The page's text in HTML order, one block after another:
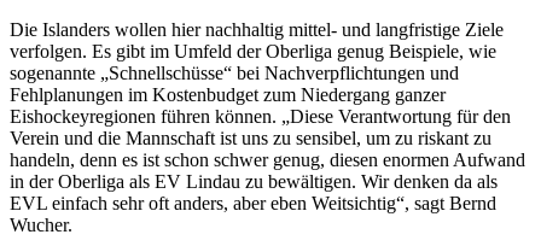
Die Islanders wollen hier nachhaltig mittel- und langfristige Ziele
verfolgen. Es gibt im Umfeld der Oberliga genug Beispiele, wie
sogenannte „Schnellschüsse“ bei Nachverpflichtungen und
Fehlplanungen im Kostenbudget zum Niedergang ganzer
Eishockeyregionen führen können. „Diese Verantwortung für den
Verein und die Mannschaft ist uns zu sensibel, um zu riskant zu
handeln, denn es ist schon schwer genug, diesen enormen Aufwand
in der Oberliga als EV Lindau zu bewältigen. Wir denken da als
EVL einfach sehr oft anders, aber eben Weitsichtig“, sagt Bernd
Wucher.